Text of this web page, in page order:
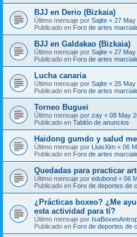
BJJ en Derio (Bizkaia)
Último mensaje por Sajite « 27 May
Publicado en Foro de artes
BJJ en Galdakao (Bizkaia)
Último mensaje por Sajite « 27 May
Publicado en Foro de artes
Lucha canaria
Último mensaje por Sajite « 25 May
Publicado en Foro de artes
Torneo Buguei
Último mensaje por zay « 08 May
Publicado en Tablón de anuncios
Haidong gumdo y salud
Último mensaje por LluisXim « 06
Publicado en Foro de artes
Quedadas para practicar
Último mensaje por edubond « 06
Publicado en Foro de deportes de
¿Prácticas boxeo? ¿Me
esta actividad para tí?
Último mensaje por
Publicado en Foro de deportes de